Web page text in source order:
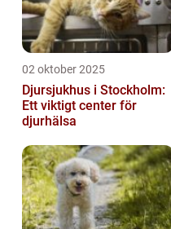
02 oktober 2025
Djursjukhus i Stockholm:
Ett viktigt center för
djurhälsa